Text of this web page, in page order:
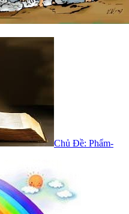
Chủ Đề: Phẩm-